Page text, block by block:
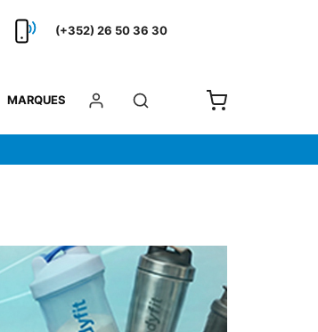
(+352) 26 50 36 30
MARQUES